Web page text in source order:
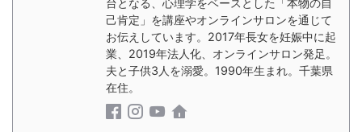
台となる、心理学をベースとした「本物の自
己肯定」を講座やオンラインサロンを通じて
お伝えしています。2017年長女を妊娠中に起
業、2019年法人化、オンラインサロン発足。
夫と子供3人を溺愛。1990年生まれ。千葉県
在住。